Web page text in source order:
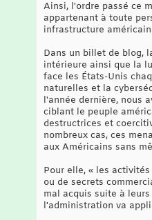
Ainsi, l'ordre passé ce
appartenant à toute
infrastructure
Dans un billet de blog,
intérieure ainsi que la
face les États-Unis
naturelles et la
l'année dernière, nous
ciblant le peuple
destructrices et
nombreux cas, ces
aux Américains sans
Pour elle, « les
ou de secrets
mal acquis suite à
l'administration va